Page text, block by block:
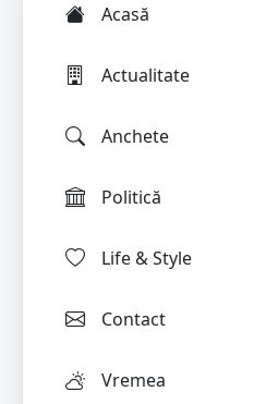
Acasă
Actualitate
Anchete
Politică
Life & Style
Contact
Vremea